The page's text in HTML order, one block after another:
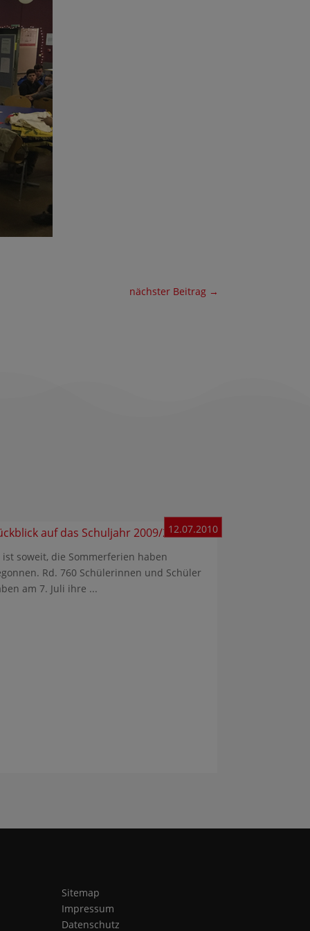
nächster Beitrag →
auf das Schuljahr 2009/201012.07.2010
ist soweit, die Sommerferien haben
Rd. 760 Schülerinnen und Schüler
am 7. Juli ihre ...
Sitemap
Impressum
Datenschutz